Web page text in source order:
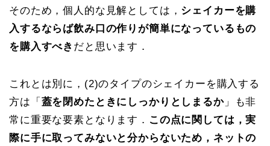
そのため，個人的な見解としては， シェイカーを購
入するならば飲み口の作りが簡単になっているもの
を購入すべき だと思います．
これとは別に，(2)のタイプのシェイカーを購入する
方は「 蓋を閉めたときにしっかりとしまるか」も非
常に重要な要素となります． この点に関しては，実
際に手に取ってみないと分からないため，ネットの